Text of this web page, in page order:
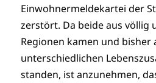
Einwohnermeldekartei der
zerstört. Da beide aus völlig
Regionen kamen und bisher
unterschiedlichen
standen, ist anzunehmen,